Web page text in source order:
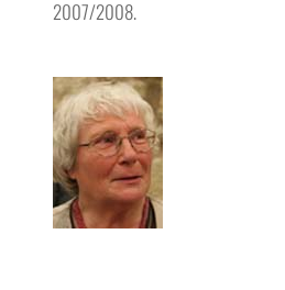
2007/2008.